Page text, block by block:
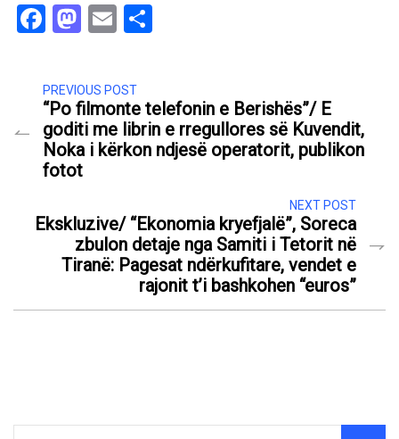
Facebook
Mastodon
Email
PREVIOUS POST
“Po filmonte telefonin e Berishës”/ E
goditi me librin e rregullores së Kuvendit,
Noka i kërkon ndjesë operatorit, publikon
fotot
NEXT POST
Ekskluzive/ “Ekonomia kryefjalë”, Soreca
zbulon detaje nga Samiti i Tetorit në
Tiranë: Pagesat ndërkufitare, vendet e
rajonit t’i bashkohen “euros”